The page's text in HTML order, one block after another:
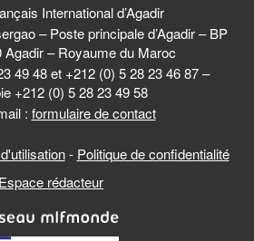
International d’Agadir
– Poste principale d’Agadir – BP
Agadir – Royaume du Maroc
49 48 et +212 (0) 5 28 23 46 87 –
+212 (0) 5 28 23 49 58
: formulaire de contact
- Politique de confidentialité
Espace rédacteur